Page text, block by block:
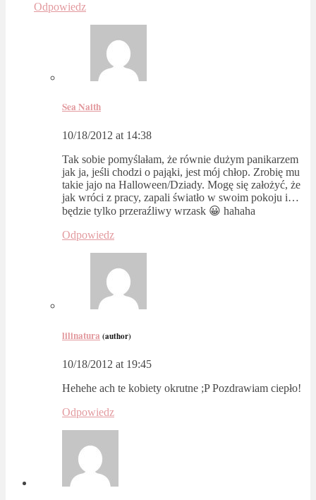
Odpowiedz
Sea Naith
10/18/2012 at 14:38
Tak sobie pomyślałam, że równie dużym panikarzem
jak ja, jeśli chodzi o pająki, jest mój chłop. Zrobię mu
takie jajo na Halloween/Dziady. Mogę się założyć, że
jak wróci z pracy, zapali światło w swoim pokoju i…
będzie tylko przeraźliwy wrzask 😀 hahaha
Odpowiedz
lilinatura (author)
10/18/2012 at 19:45
Hehehe ach te kobiety okrutne ;P Pozdrawiam ciepło!
Odpowiedz